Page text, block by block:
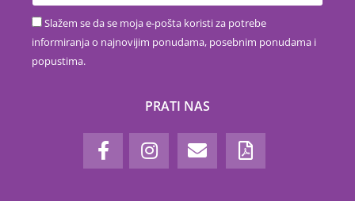
Slažem se da se moja e-pošta koristi za potrebe
informiranja o najnovijim ponudama, posebnim ponudama i
popustima.
PRATI NAS